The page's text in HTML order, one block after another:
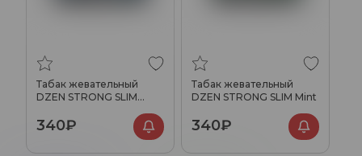
Табак жевательный
DZEN STRONG SLIM
340₽
Табак жевательный
DZEN STRONG SLIM Mint
340₽